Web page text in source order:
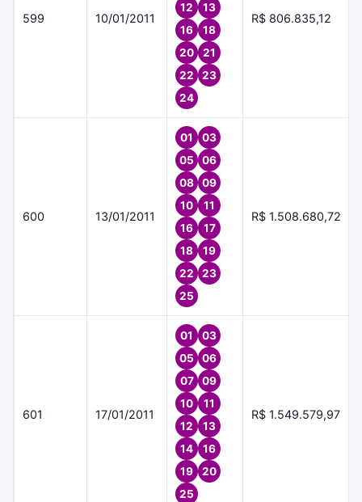
599 10/01/2011
12
13
16
18
20
21
22
23
24
R$ 806.835,12
600 13/01/2011
01
03
05
06
08
09
10
11
16
17
18
19
22
23
25
R$ 1.508.680,72
601 17/01/2011
01
03
05
06
07
09
10
11
12
13
14
16
19
20
25
R$ 1.549.579,97